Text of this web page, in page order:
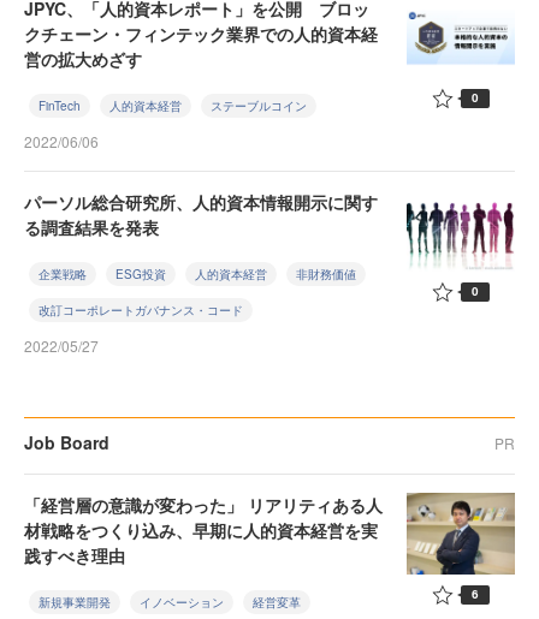
JPYC、「人的資本レポート」を公開 ブロッ
クチェーン・フィンテック業界での人的資本経
営の拡大めざす
FinTech 人的資本経営 ステーブルコイン
2022/06/06
0
パーソル総合研究所、人的資本情報開示に関す
る調査結果を発表
企業戦略 ESG投資 人的資本経営 非財務価値
改訂コーポレートガバナンス・コード
2022/05/27
0
Job Board PR
「経営層の意識が変わった」 リアリティある人
材戦略をつくり込み、早期に人的資本経営を実
践すべき理由
新規事業開発 イノベーション 経営変革 6